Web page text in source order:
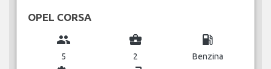
OPEL CORSA
group
5
business_center
2
local_gas_station
Benzina